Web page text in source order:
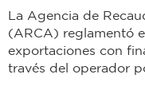
La Agencia de
(ARCA) reglamentó
exportaciones con
través del operador